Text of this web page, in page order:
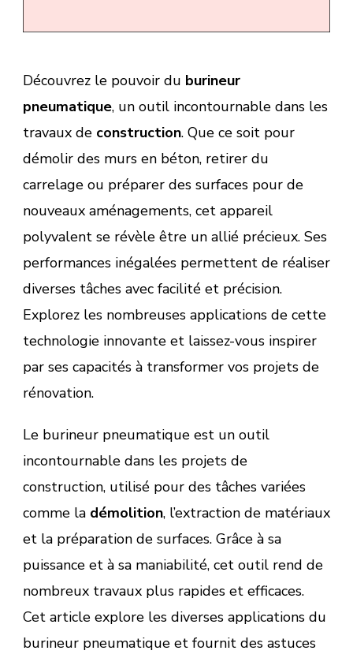
Découvrez le pouvoir du burineur
pneumatique, un outil incontournable dans les
travaux de construction. Que ce soit pour
démolir des murs en béton, retirer du
carrelage ou préparer des surfaces pour de
nouveaux aménagements, cet appareil
polyvalent se révèle être un allié précieux. Ses
performances inégalées permettent de réaliser
diverses tâches avec facilité et précision.
Explorez les nombreuses applications de cette
technologie innovante et laissez-vous inspirer
par ses capacités à transformer vos projets de
rénovation.
Le burineur pneumatique est un outil
incontournable dans les projets de
construction, utilisé pour des tâches variées
comme la démolition, l’extraction de matériaux
et la préparation de surfaces. Grâce à sa
puissance et à sa maniabilité, cet outil rend de
nombreux travaux plus rapides et efficaces.
Cet article explore les diverses applications du
burineur pneumatique et fournit des astuces